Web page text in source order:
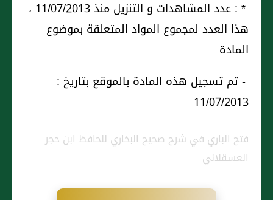
* : عدد المشاهدات و التنزيل منذ 11/07/2013 ،
هذا العدد لمجموع المواد المتعلقة بموضوع
المادة
- تم تسجيل هذه المادة بالموقع بتاريخ :
11/07/2013
فتح الباري في شرح صحيح البخاري للحافظ ابن حجر
العسقلاني